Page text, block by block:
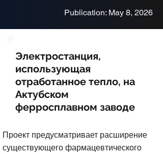
Publication: May 8, 2026
Электростанция,
использующая
отработанное тепло, на
Актубском
ферросплавном заводе
Проект предусматривает расширение
существующего фармацевтического